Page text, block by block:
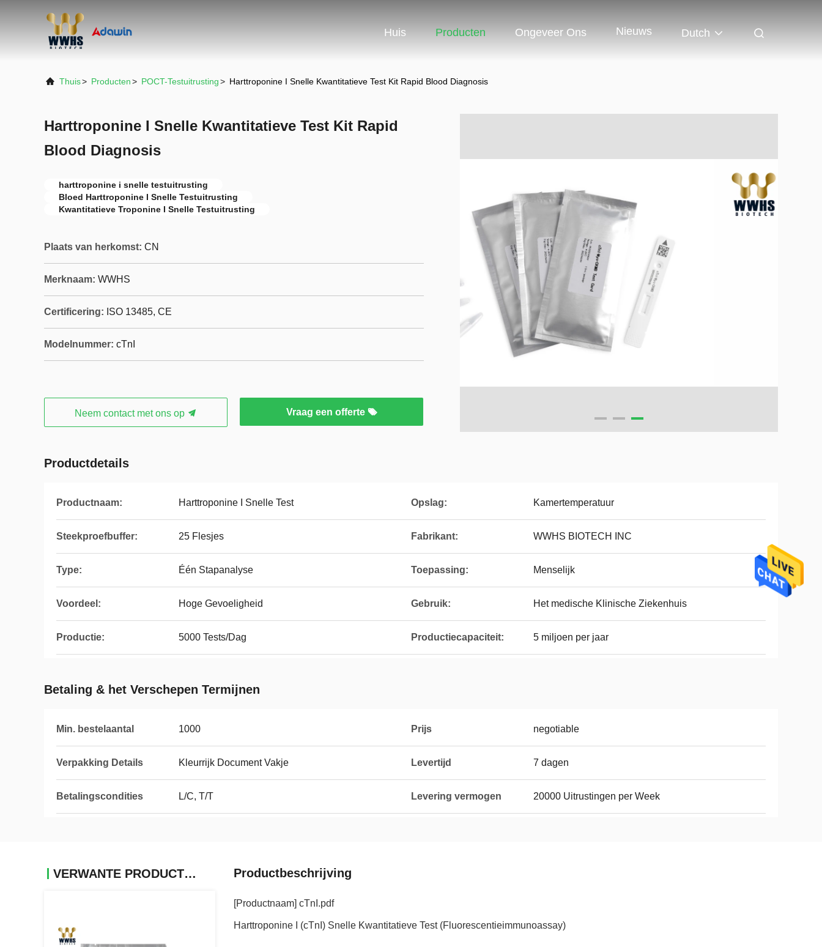
Huis Producten Ongeveer Ons Nieuws Dutch
Thuis> Producten> POCT-Testuitrusting> Harttroponine I Snelle Kwantitatieve Test Kit Rapid Blood Diagnosis
Harttroponine I Snelle Kwantitatieve Test Kit Rapid
Blood Diagnosis
harttroponine i snelle testuitrusting
Bloed Harttroponine I Snelle Testuitrusting
Kwantitatieve Troponine I Snelle Testuitrusting
Plaats van herkomst: CN
Merknaam: WWHS
Certificering: ISO 13485, CE
Modelnummer: cTnI
Neem contact met ons op Vraag een offerte
Productdetails
Productnaam: Harttroponine I Snelle Test Opslag: Kamertemperatuur
Steekproefbuffer: 25 Flesjes Fabrikant: WWHS BIOTECH INC
Type: Één Stapanalyse Toepassing: Menselijk
Voordeel: Hoge Gevoeligheid Gebruik: Het medische Klinische Ziekenhuis
Productie: 5000 Tests/Dag Productiecapaciteit: 5 miljoen per jaar
Betaling & het Verschepen Termijnen
Min. bestelaantal 1000 Prijs negotiable
Verpakking Details Kleurrijk Document Vakje Levertijd 7 dagen
Betalingscondities L/C, T/T Levering vermogen 20000 Uitrustingen per Week
VERWANTE PRODUCTEN Productbeschrijving
[Productnaam] cTnI.pdf
Harttroponine I (cTnI) Snelle Kwantitatieve Test (Fluorescentieimmunoassay)